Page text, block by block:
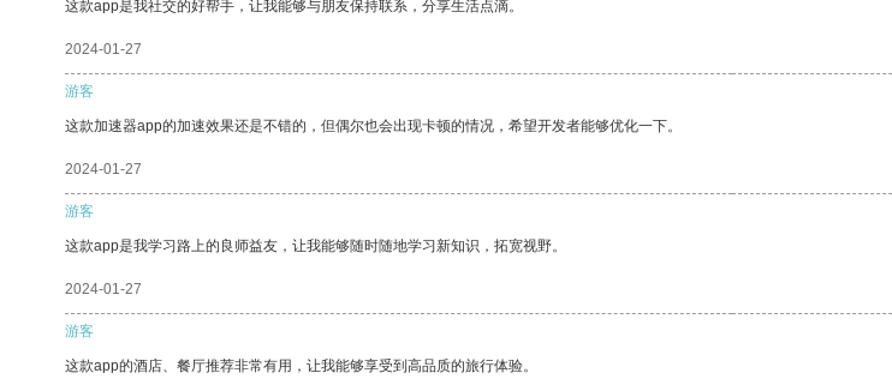
这款app是我社交的好帮手，让我能够与朋友保持联系，分享生活点滴。
2024-01-27
游客
这款加速器app的加速效果还是不错的，但偶尔也会出现卡顿的情况，希望开发者能够优化一下。
2024-01-27
游客
这款app是我学习路上的良师益友，让我能够随时随地学习新知识，拓宽视野。
2024-01-27
游客
这款app的酒店、餐厅推荐非常有用，让我能够享受到高品质的旅行体验。